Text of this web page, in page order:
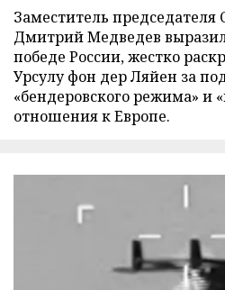
Заместитель председателя
Дмитрий Медведев
победе России, жестко
Урсулу фон дер Ляйен за
«бендеровского режима» и
отношения к Европе.